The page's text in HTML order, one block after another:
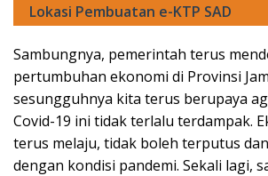
Lokasi Pembuatan e-KTP SAD
Sambungnya, pemerintah terus
pertumbuhan ekonomi di Provinsi
sesungguhnya kita terus berupaya
Covid-19 ini tidak terlalu terdampak.
terus melaju, tidak boleh terputus
dengan kondisi pandemi. Sekali lagi,